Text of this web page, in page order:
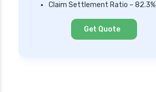
Claim Settlement Ratio – 82.3%
Get Quote